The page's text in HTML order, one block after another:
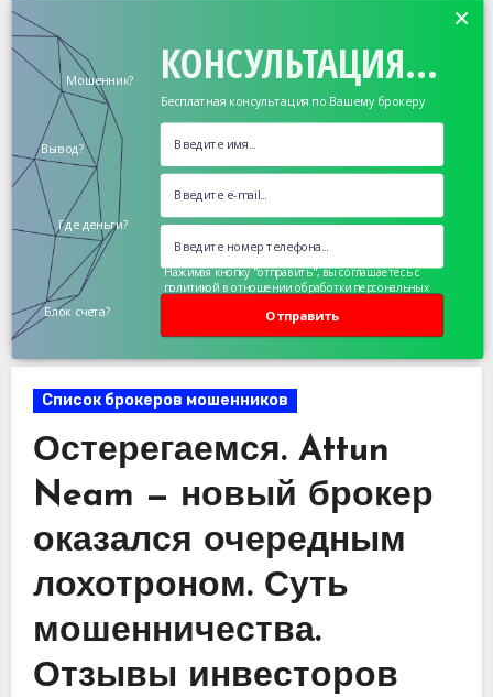
КОНСУЛЬТАЦИЯ...
Бесплатная консультация по Вашему брокеру
Мошенник?
Вывод?
Где деньги?
Блок счета? Отправить
×
Нажимая кнопку "отправить", вы соглашаетесь с
политикой в отношении обработки персональных
Список брокеров мошенников
Остерегаемся. Attun
Neam — новый брокер
оказался очередным
лохотроном. Суть
мошенничества.
Отзывы инвесторов